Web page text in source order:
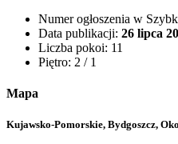
Numer ogłoszenia w
Data publikacji: 26 lipca
Liczba pokoi: 11
Piętro: 2 / 1
Mapa
Kujawsko-Pomorskie, Bydgoszcz,